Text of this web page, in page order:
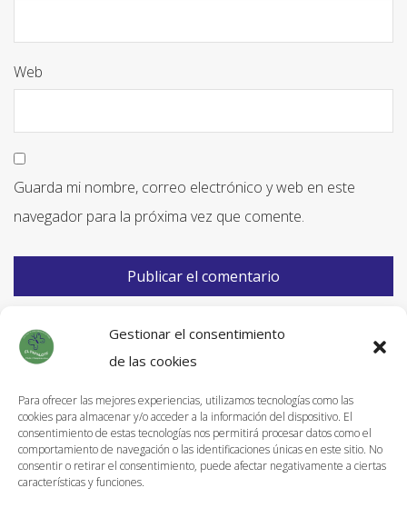
Gestionar el consentimiento
de las cookies
Para ofrecer las mejores experiencias, utilizamos tecnologías como las
cookies para almacenar y/o acceder a la información del dispositivo. El
consentimiento de estas tecnologías nos permitirá procesar datos como el
comportamiento de navegación o las identificaciones únicas en este sitio. No
consentir o retirar el consentimiento, puede afectar negativamente a ciertas
características y funciones.
Web
Guarda mi nombre, correo electrónico y web en este
navegador para la próxima vez que comente.
Información de Envíos
Política de devoluciones